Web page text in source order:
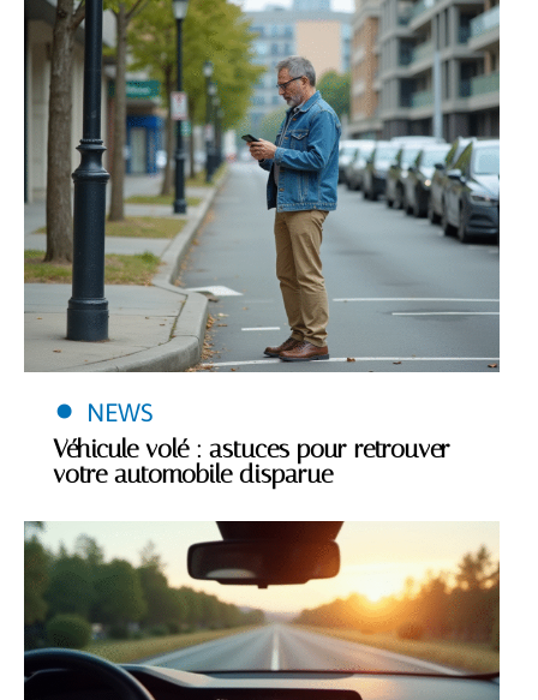
NEWS
Véhicule volé : astuces pour retrouver
votre automobile disparue